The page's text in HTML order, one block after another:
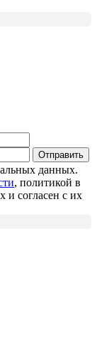
данных.
, политикой в
и согласен с их